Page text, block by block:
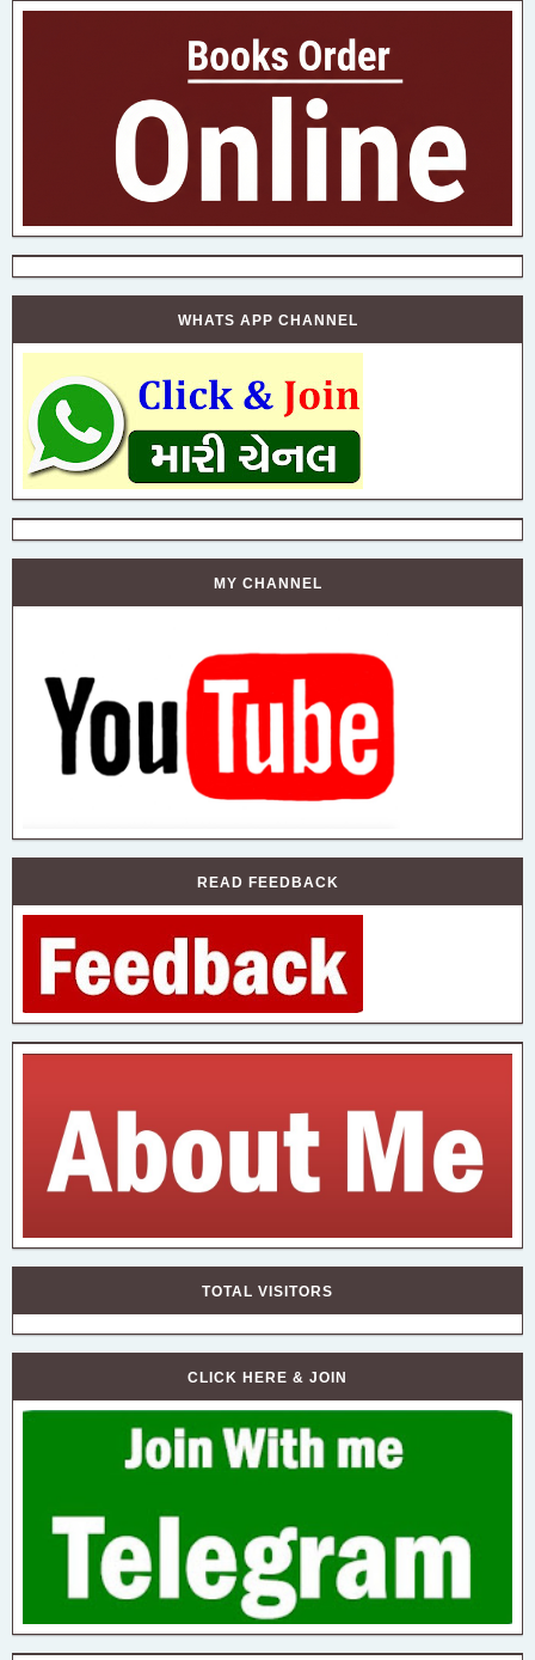
WHATS APP CHANNEL
MY CHANNEL
READ FEEDBACK
TOTAL VISITORS
CLICK HERE & JOIN